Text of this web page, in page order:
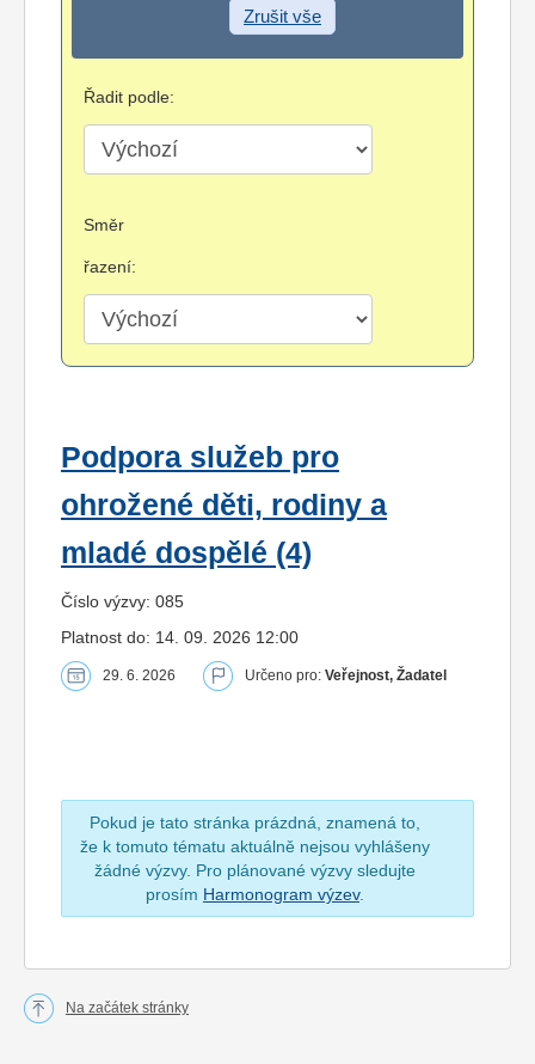
Zrušit vše
Řadit podle:
Směr
řazení:
Podpora služeb pro
ohrožené děti, rodiny a
mladé dospělé (4)
Číslo výzvy: 085
Platnost do: 14. 09. 2026 12:00
29. 6. 2026 Určeno pro: Veřejnost, Žadatel
Pokud je tato stránka prázdná, znamená to,
že k tomuto tématu aktuálně nejsou vyhlášeny
žádné výzvy. Pro plánované výzvy sledujte
prosím Harmonogram výzev.
Na začátek stránky